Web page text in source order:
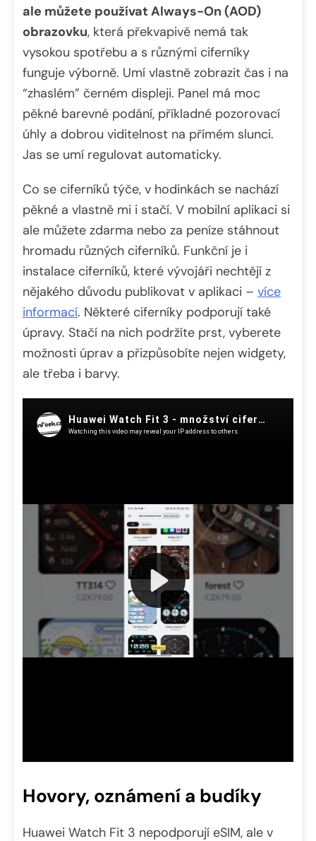
ale můžete používat Always-On (AOD)
obrazovku, která překvapivě nemá tak
vysokou spotřebu a s různými ciferníky
funguje výborně. Umí vlastně zobrazit čas i na
“zhaslém” černém displeji. Panel má moc
pěkné barevné podání, příkladné pozorovací
úhly a dobrou viditelnost na přímém slunci.
Jas se umí regulovat automaticky.
Co se ciferníků týče, v hodinkách se nachází
pěkné a vlastně mi i stačí. V mobilní aplikaci si
ale můžete zdarma nebo za peníze stáhnout
hromadu různých ciferníků. Funkční je i
instalace ciferníků, které vývojáři nechtějí z
nějakého důvodu publikovat v aplikaci – více
informací. Některé ciferníky podporují také
úpravy. Stačí na nich podržíte prst, vyberete
možnosti úprav a přizpůsobíte nejen widgety,
ale třeba i barvy.
Hovory, oznámení a budíky
Huawei Watch Fit 3 nepodporují eSIM, ale v